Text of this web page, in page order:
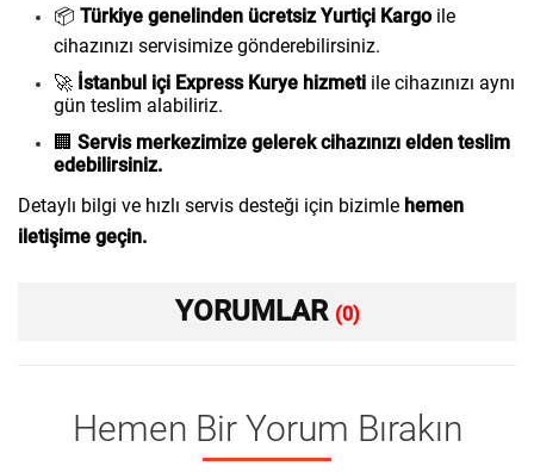
📦 Türkiye genelinden ücretsiz Yurtiçi Kargoile
cihazınızı servisimize gönderebilirsiniz.
🚀 İstanbul içi Express Kurye hizmeti ile cihazınızı aynı
gün teslim alabiliriz.
🏢 Servis merkezimize gelerek cihazınızı elden teslim
edebilirsiniz.
Detaylı bilgi ve hızlı servis desteği için bizimle hemen
iletişime geçin.
YORUMLAR (0)
Hemen Bir Yorum Bırakın